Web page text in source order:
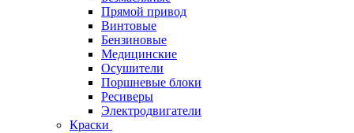
Прямой привод
Винтовые
Бензиновые
Медицинские
Осушители
Поршневые блоки
Ресиверы
Электродвигатели
Краски